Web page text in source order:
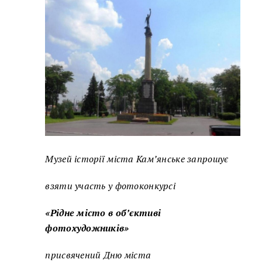
Музей історії міста Кам’янськезапрошує
взяти участь у фотоконкурсі
«Рідне місто в об’єктиві
фотохудожників»
присвячений Дню міста